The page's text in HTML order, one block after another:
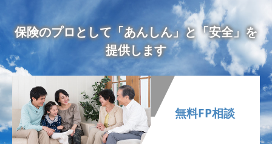
保険のプロとして「あんしん」と「安全」を
提供します
無料FP相談